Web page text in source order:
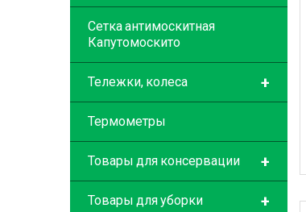
Сетка антимоскитная
Капутомоскито
+
Тележки, колеса
Термометры
+
Товары для консервации
+
Товары для уборки